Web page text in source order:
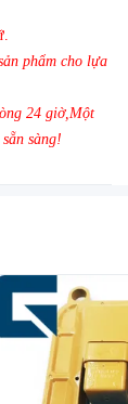
nếu
phẩm cho lựa
24 giờ,Một
sàng!